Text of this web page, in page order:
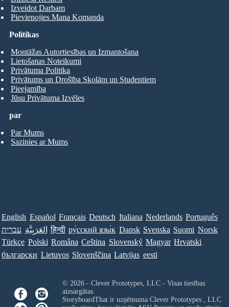
Izveidot Darbam
Pievienojies Mana Komanda
par
Par Mums
Sazinies ar Mums
Politikas
Montāžas Autortiesības un Izmantošana
Lietošanas Noteikumi
Privātuma Politika
Privātums un Drošība Skolām un Studentiem
Pieejamība
Jūsu Privātuma Izvēles
English Español Français Deutsch Italiana Nederlands Português
עברית العَرَبِيَّة हिन्दी ру́сский язы́к Dansk Svenska Suomi Norsk
Türkçe Polski Româna Ceština Slovenský Magyar Hrvatski
български Lietuvos Slovenščina Latvijas eesti
© 2026 - Clever Prototypes, LLC - Visas tiesības
aizsargātas.
StoryboardThat ir uzņēmuma Clever Prototypes , LLC